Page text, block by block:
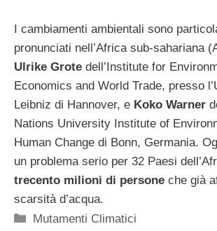
I cambiamenti ambientali sono
pronunciati nell’Africa sub-sahariana
Ulrike Grote dell’Institute for
Economics and World Trade, presso
Leibniz di Hannover, e Koko Warner
Nations University Institute of
Human Change di Bonn, Germania.
un problema serio per 32 Paesi
trecento milioni di persone che già
scarsità d’acqua.
Categorie
Mutamenti Climatici